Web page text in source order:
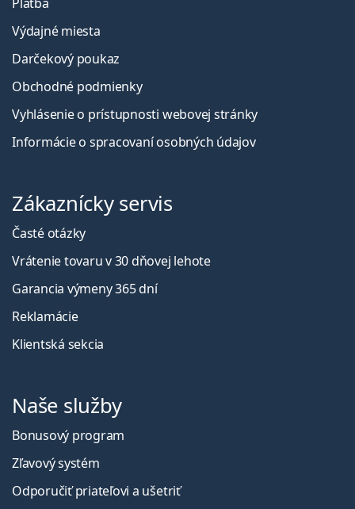
Platba
Výdajné miesta
Darčekový poukaz
Obchodné podmienky
Vyhlásenie o prístupnosti webovej stránky
Informácie o spracovaní osobných údajov
Zákaznícky servis
Časté otázky
Vrátenie tovaru v 30 dňovej lehote
Garancia výmeny 365 dní
Reklamácie
Klientská sekcia
Naše služby
Bonusový program
Zľavový systém
Odporučiť priateľovi a ušetriť